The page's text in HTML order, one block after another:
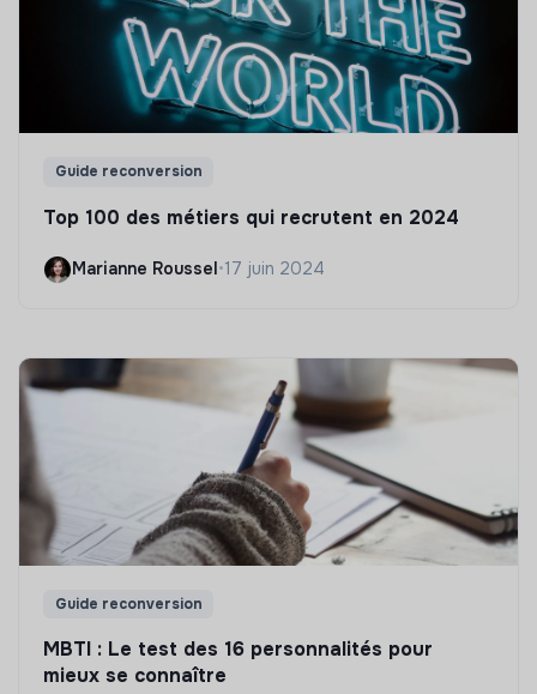
Guide reconversion
Top 100 des métiers qui recrutent en 2024
Marianne Roussel•17 juin 2024
Guide reconversion
MBTI : Le test des 16 personnalités pour
mieux se connaître